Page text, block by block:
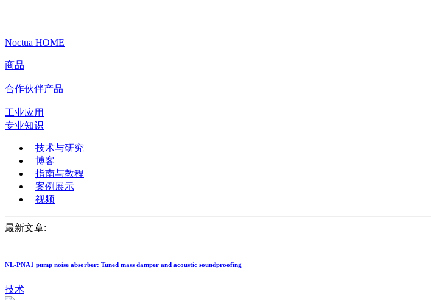
Noctua HOME
商品
合作伙伴产品
工业应用
专业知识
技术与研究
博客
指南与教程
案例展示
视频
最新文章:
NL-PNA1 pump noise absorber: Tuned mass damper and acoustic soundproofing
技术